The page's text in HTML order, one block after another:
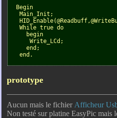
  Begin
   Main_Init;
   While true do
     begin
      Write_LCd;
     end;
   end.
prototype
Aucun mais le fichier Afficheur
Non testé sur platine EasyPic mais